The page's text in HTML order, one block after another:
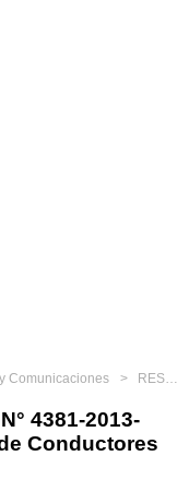
Comunicaciones RESOLUCIÓN DIRECTORAL N° 4381-2013-MTC/15 Autorizan a Escuela de Conductores Conduce S.R.L.
4381-2013-
Conductores